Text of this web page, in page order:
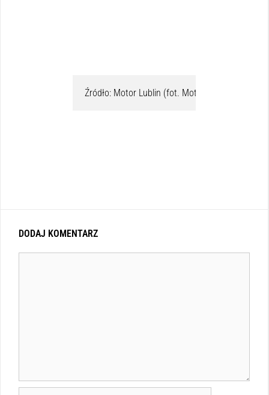
Źródło: Motor Lublin (fot. Motor Lublin)
DODAJ KOMENTARZ